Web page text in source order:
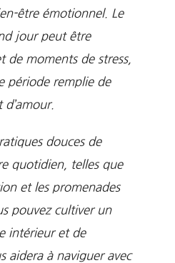
être émotionnel. Le
jour peut être
de moments de stress,
période remplie de
douces de
quotidien, telles que
et les promenades
pouvez cultiver un
intérieur et de
aidera à naviguer avec